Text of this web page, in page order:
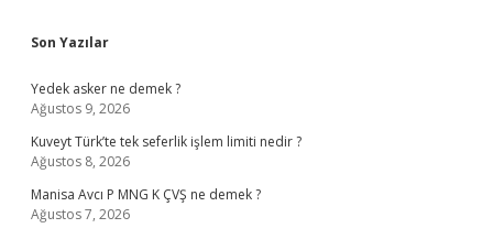
Sidebar
Son Yazılar
Yedek asker ne demek ?
Ağustos 9, 2026
Kuveyt Türk’te tek seferlik işlem limiti nedir ?
Ağustos 8, 2026
Manisa Avcı P MNG K ÇVŞ ne demek ?
Ağustos 7, 2026